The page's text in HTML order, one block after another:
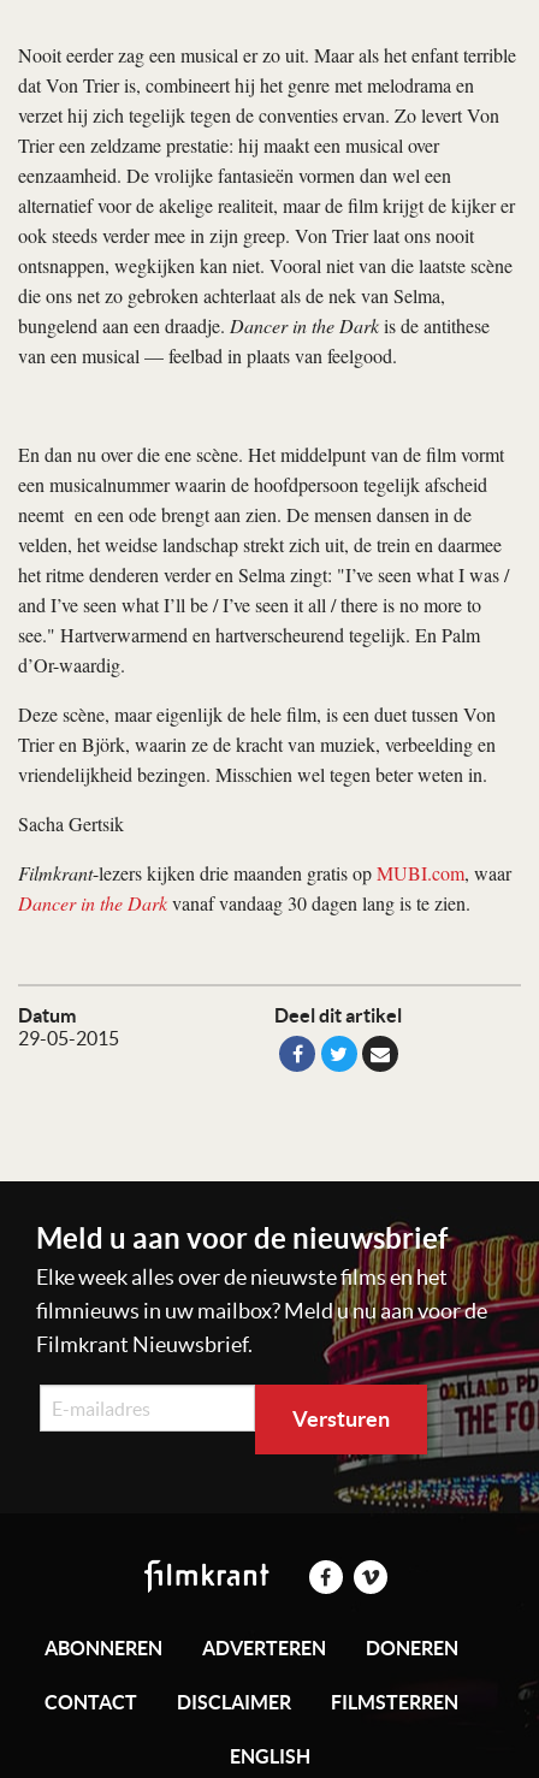
Datum
29-05-2015
Deel dit artikel
Nooit eerder zag een musical er zo uit. Maar als het enfant terrible
dat Von Trier is, combineert hij het genre met melodrama en
verzet hij zich tegelijk tegen de conventies ervan. Zo levert Von
Trier een zeldzame prestatie: hij maakt een musical over
eenzaamheid. De vrolijke fantasieën vormen dan wel een
alternatief voor de akelige realiteit, maar de film krijgt de kijker er
ook steeds verder mee in zijn greep. Von Trier laat ons nooit
ontsnappen, wegkijken kan niet. Vooral niet van die laatste scène
die ons net zo gebroken achterlaat als de nek van Selma,
bungelend aan een draadje. Dancer in the Darkis de antithese
van een musical — feelbad in plaats van feelgood.
En dan nu over die ene scène. Het middelpunt van de film vormt
een musicalnummer waarin de hoofdpersoon tegelijk afscheid
neemt en een ode brengt aan zien. De mensen dansen in de
velden, het weidse landschap strekt zich uit, de trein en daarmee
het ritme denderen verder en Selma zingt: "I’ve seen what I was /
and I’ve seen what I’ll be / I’ve seen it all / there is no more to
see." Hartverwarmend en hartverscheurend tegelijk. En Palm
d’Or-waardig.
Deze scène, maar eigenlijk de hele film, is een duet tussen Von
Trier en Björk, waarin ze de kracht van muziek, verbeelding en
vriendelijkheid bezingen. Misschien wel tegen beter weten in.
Sacha Gertsik
Filmkrant-lezers kijken drie maanden gratis opMUBI.com, waar
Dancer in the Darkvanaf vandaag 30 dagen lang is te zien.
Meld u aan voor de nieuwsbrief
Elke week alles over de nieuwste films en het
filmnieuws in uw mailbox? Meld u nu aan voor de
Filmkrant Nieuwsbrief.
ABONNEREN ADVERTEREN DONEREN
CONTACT DISCLAIMER FILMSTERREN
ENGLISH